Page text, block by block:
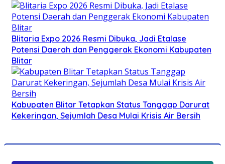
Blitaria Expo 2026 Resmi Dibuka, Jadi Etalase
Potensi Daerah dan Penggerak Ekonomi Kabupaten
Blitar
Kabupaten Blitar Tetapkan Status Tanggap Darurat
Kekeringan, Sejumlah Desa Mulai Krisis Air Bersih